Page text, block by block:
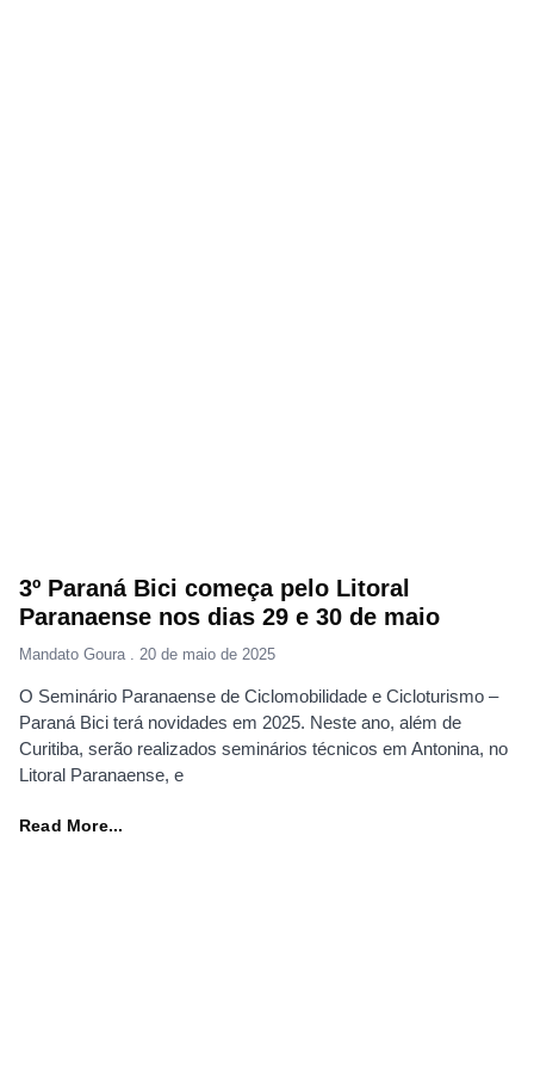
3º Paraná Bici começa pelo Litoral
Paranaense nos dias 29 e 30 de maio
Mandato Goura 20 de maio de 2025
O Seminário Paranaense de Ciclomobilidade e Cicloturismo –
Paraná Bici terá novidades em 2025. Neste ano, além de
Curitiba, serão realizados seminários técnicos em Antonina, no
Litoral Paranaense, e
Read More...